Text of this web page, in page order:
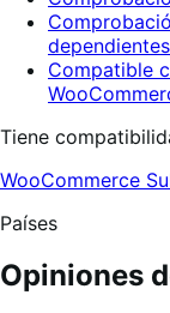
Compatible
Tiene
WooCommerce
Países
Opiniones